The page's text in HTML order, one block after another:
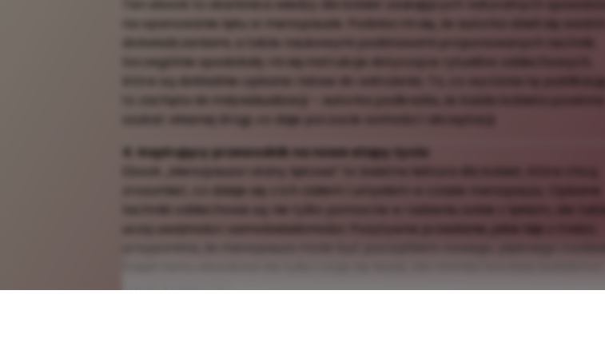
Ten ebook to skarbnica wiedzy dla kobiet szukających naturalnych sposobów
na opanowanie lęku w menopauzie. Podoba mi się, że autorka dzieli się swoimi
doświadczeniami, a także naukowymi podstawami proponowanych technik.
Szczególnie spodobały mi się instrukcje dotyczące rytuałów oddechowych,
które są dokładnie opisane i łatwe do wdrożenia. To, co wyróżnia tę publikację,
to zachęta do indywidualizacji – autorka podkreśla, że każda kobieta powinna
szukać własnej drogi, co daje poczucie wolności i akceptacji.
4. Inspirujący przewodnik na nowe etapy życia
Ebook „Menopauza i stany lękowe” to świetna lektura dla kobiet, które chcą
zrozumieć, co dzieje się z ich ciałem i umysłem w czasie menopauzy. Opisane
techniki oddechowe są nie tylko pomocne w radzeniu sobie z lękiem, ale także
uczą uważności i samoświadomości. Pozytywne przesłanie, jakie bije z treści,
swojej kobiecości.